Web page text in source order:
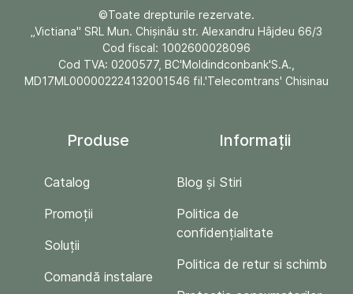
©Toate drepturile rezervate.
„Victiana" SRL Mun. Chişinău str. Alexandru Hâjdeu 66/3
Cod fiscal: 1002600028096
Cod TVA: 0200577, BC'Moldindconbank'S.A.,
MD17ML000002224132001546 fil.'Telecomtrans' Chisinau
Produse
Catalog
Promoții
Soluții
Comandă instalare
Informații
Blog și Stiri
Politica de
confidențialitate
Politica de retur si schimb